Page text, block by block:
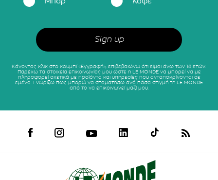
Κάνοντας κλικ στο κουμπί «Εγγραφή», επιβεβαιώνω ότι είμαι άνω των 18 ετών.
Παρέχω τα στοιχεία επικοινωνίας μου ώστε η LE MONDE να μπορεί να με
πληροφορεί σχετικά με προϊόντα και υπηρεσίες που ανταποκρίνονται σε
εμένα. Γνωρίζω πως μπορώ να σταματήσω ανά πάσα στιγμή τη LE MONDE
από το να επικοινωνεί μαζί μου.